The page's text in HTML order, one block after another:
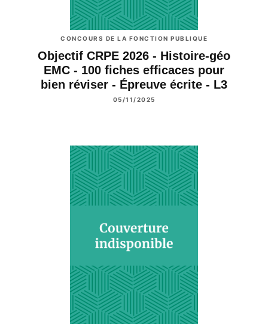
CONCOURS DE LA FONCTION PUBLIQUE
Objectif CRPE 2026 - Histoire-géo
EMC - 100 fiches efficaces pour
bien réviser - Épreuve écrite - L3
05/11/2025